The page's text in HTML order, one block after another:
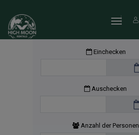
Einchecken
Auschecken
Anzahl der Personen